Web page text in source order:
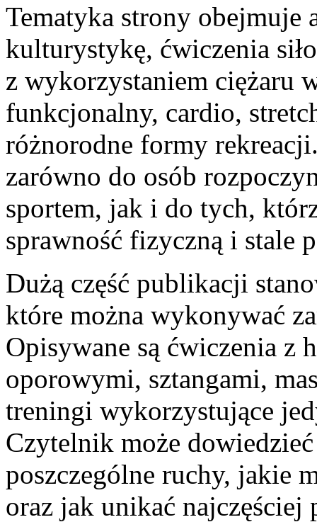
Tematyka strony obejmuje
kulturystykę, ćwiczenia
z wykorzystaniem ciężaru
funkcjonalny, cardio,
różnorodne formy
zarówno do osób
sportem, jak i do tych,
sprawność fizyczną i stale
Dużą część publikacji
które można wykonywać
Opisywane są ćwiczenia z
oporowymi, sztangami,
treningi wykorzystujące
Czytelnik może
poszczególne ruchy, jakie
oraz jak unikać najczęściej